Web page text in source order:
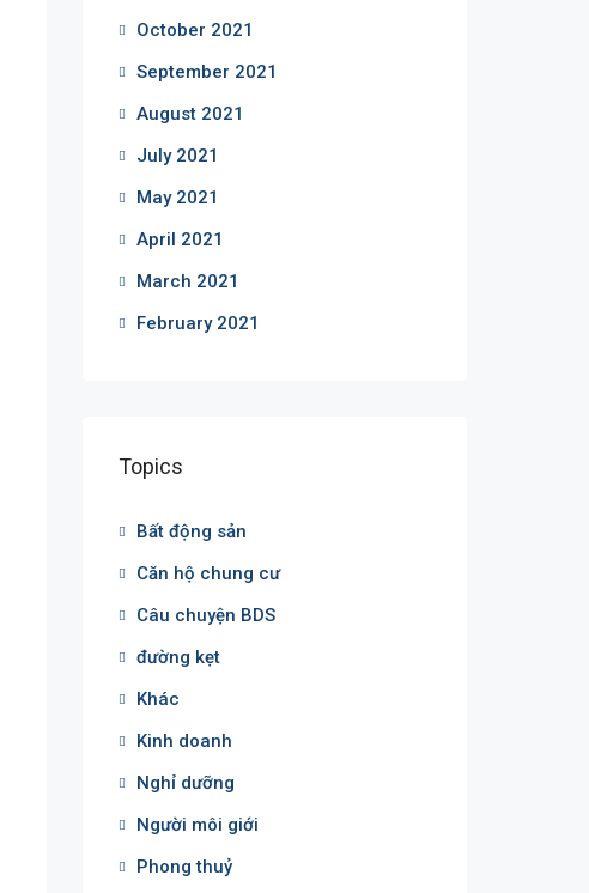
October 2021
September 2021
August 2021
July 2021
May 2021
April 2021
March 2021
February 2021
Topics
Bất động sản
Căn hộ chung cư
Câu chuyện BDS
đường kẹt
Khác
Kinh doanh
Nghỉ dưỡng
Người môi giới
Phong thuỷ